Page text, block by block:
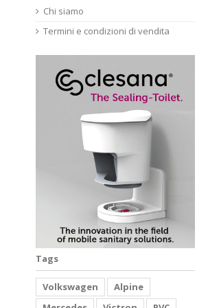
Chi siamo
Termini e condizioni di vendita
Tags
Volkswagen
Alpine